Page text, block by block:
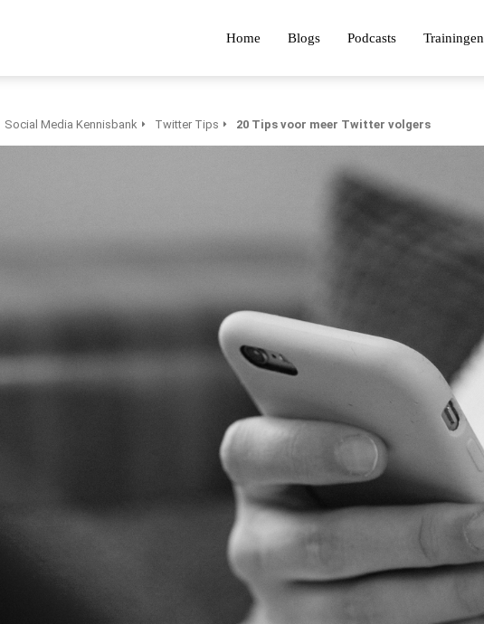
Home Blogs Podcasts Trainingen
Social Media Kennisbank Twitter Tips 20 Tips voor meer Twitter volgers